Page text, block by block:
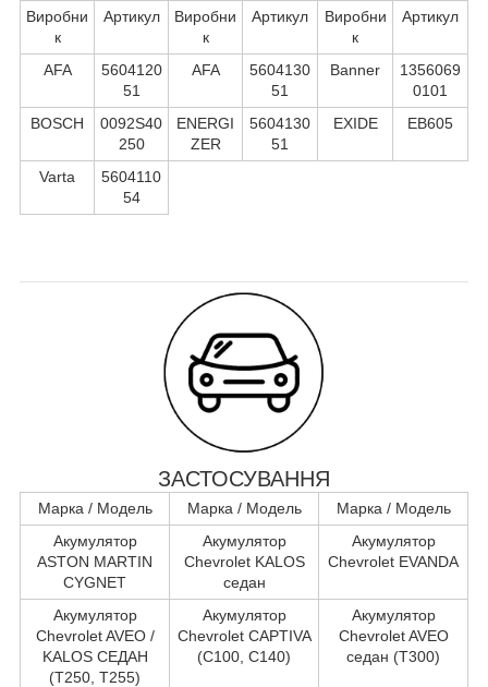
Виробни
к
Артикул
Виробни
к
Артикул
Виробни
к
Артикул
AFA
5604120
51
AFA
5604130
51
Banner
1356069
0101
BOSCH
0092S40
250
ENERGI
ZER
5604130
51
EXIDE EB605
Varta
5604110
54
ЗАСТОСУВАННЯ
Марка / Модель Марка / Модель
Марка / Модель
Акумулятор
ASTON MARTIN
CYGNET
Акумулятор
Chevrolet KALOS
седан
Акумулятор
Chevrolet EVANDA
Акумулятор
Chevrolet AVEO /
KALOS СЕДАН
(T250, T255)
Акумулятор
Chevrolet CAPTIVA
(C100, C140)
Акумулятор
Chevrolet AVEO
седан (T300)